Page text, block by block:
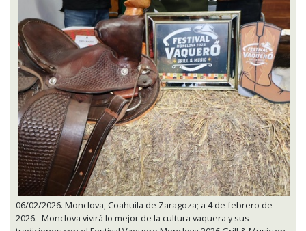
06/02/2026. Monclova, Coahuila de Zaragoza; a 4 de febrero de
2026.- Monclova vivirá lo mejor de la cultura vaquera y sus